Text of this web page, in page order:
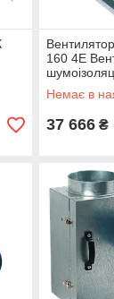
160 4Е
Немає в
37 666 ₴